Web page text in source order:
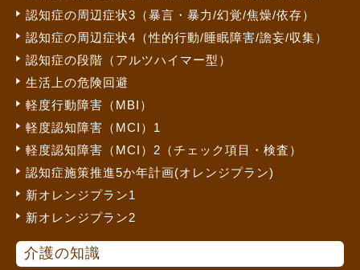
認知症の周辺症状3（暴言・暴力/幻覚/焦燥/依存）
認知症の周辺症状4（性的行動/睡眠障害/譫妄/収集）
認知症の段階（アルツハイマー型）
生活上の危険回避
軽度行動障害（MBI）
軽度認知障害（MCI）1
軽度認知障害（MCI）2（チェック項目・検査）
認知症施策推進5か年計画(オレンジプラン)
新オレンジプラン1
新オレンジプラン2
介護の知識